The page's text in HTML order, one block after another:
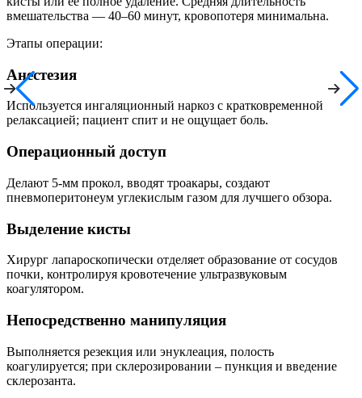
вмешательства — 40–60 минут, кровопотеря минимальна.
Этапы операции:
Анестезия
Используется ингаляционный наркоз с кратковременной
релаксацией; пациент спит и не ощущает боль.
Операционный доступ
Делают 5-мм прокол, вводят троакары, создают
пневмоперитонеум углекислым газом для лучшего обзора.
Выделение кисты
Хирург лапароскопически отделяет образование от сосудов
почки, контролируя кровотечение ультразвуковым
коагулятором.
Непосредственно манипуляция
Выполняется резекция или энуклеация, полость
коагулируется; при склерозировании – пункция и введение
склерозанта.